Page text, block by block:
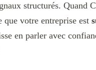
structurés. Quand
que votre entreprise est
en parler avec